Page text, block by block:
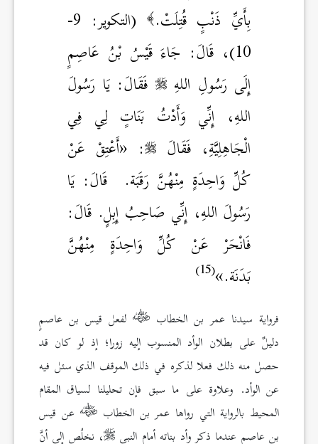
بِأَيِّ ذَنْبٍ قُتِلَتْ.
(التكوير: 9-
10)، قَالَ: جَاءَ قَيْسُ بْنُ عَاصِمٍ
إِلَى رَسُولِ اللهِ فَقَالَ: يَا رَسُولَ
اللهِ، إِنِّي وَأَدْتُ بَنَاتٍ لِي فِي
الْجَاهِلِيَّةِ، فَقَالَ : «أَعْتِقْ عَنْ
كُلِّ وَاحِدَةٍ مِنْهُنَّ رَقَبَة. قَالَ: يَا
رَسُولَ اللهِ، إِنِّي صَاحِبُ إِبِلٍ. قَالَ:
فَانْحَرْ عَنْ كُلِّ وَاحِدَةٍ مِنْهُنَّ
بَدَنَة.»(15)
فرواية سيدنا عمر بن الخطاب
لفعل قيس بن عاصمٍ
دليلٌ على بطلان الوأد المنسوب إليه زورا؛ إذ لو كان قد
حصل منه ذلك فعلا لذكره في ذلك الموقف الذي سئل فيه
عن الوأد. وعلاوة على ما سبق فإن تحليلنا لسياق المقام
المحيط بالرواية التي رواها عمر بن الخطاب
عن قيس
بن عاصم عندما ذكر وأد بناته أمام النبي
، نخلُص إلى أنَّ